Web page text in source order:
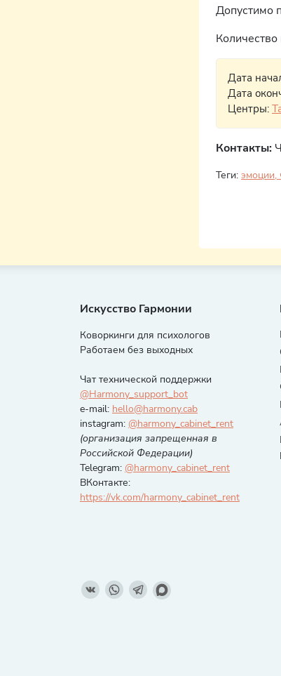
Допустимо
Дата
Дата
Центры:
Контакты:
Теги: эмоции,
Искусство Гармонии
Коворкинги для психологов
Работаем без выходных
Чат технической поддержки
@Harmony_support_bot
e-mail: hello@harmony.cab
instagram: @harmony_cabinet_rent
(организация запрещенная в
Российской Федерации)
Telegram: @harmony_cabinet_rent
ВКонтакте:
https://vk.com/harmony_cabinet_rent